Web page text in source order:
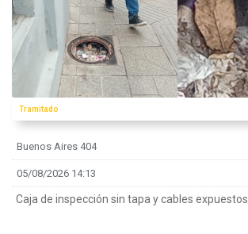
Tramitado
Buenos Aires 404
05/08/2026 14:13
Caja de inspección sin tapa y cables expuestos.